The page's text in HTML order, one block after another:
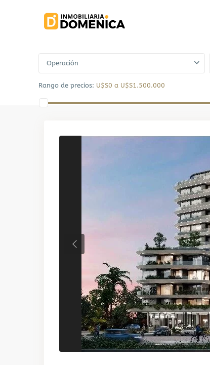
Operación
Rango de precios: U$S0 a U$S1.500.000
Previous